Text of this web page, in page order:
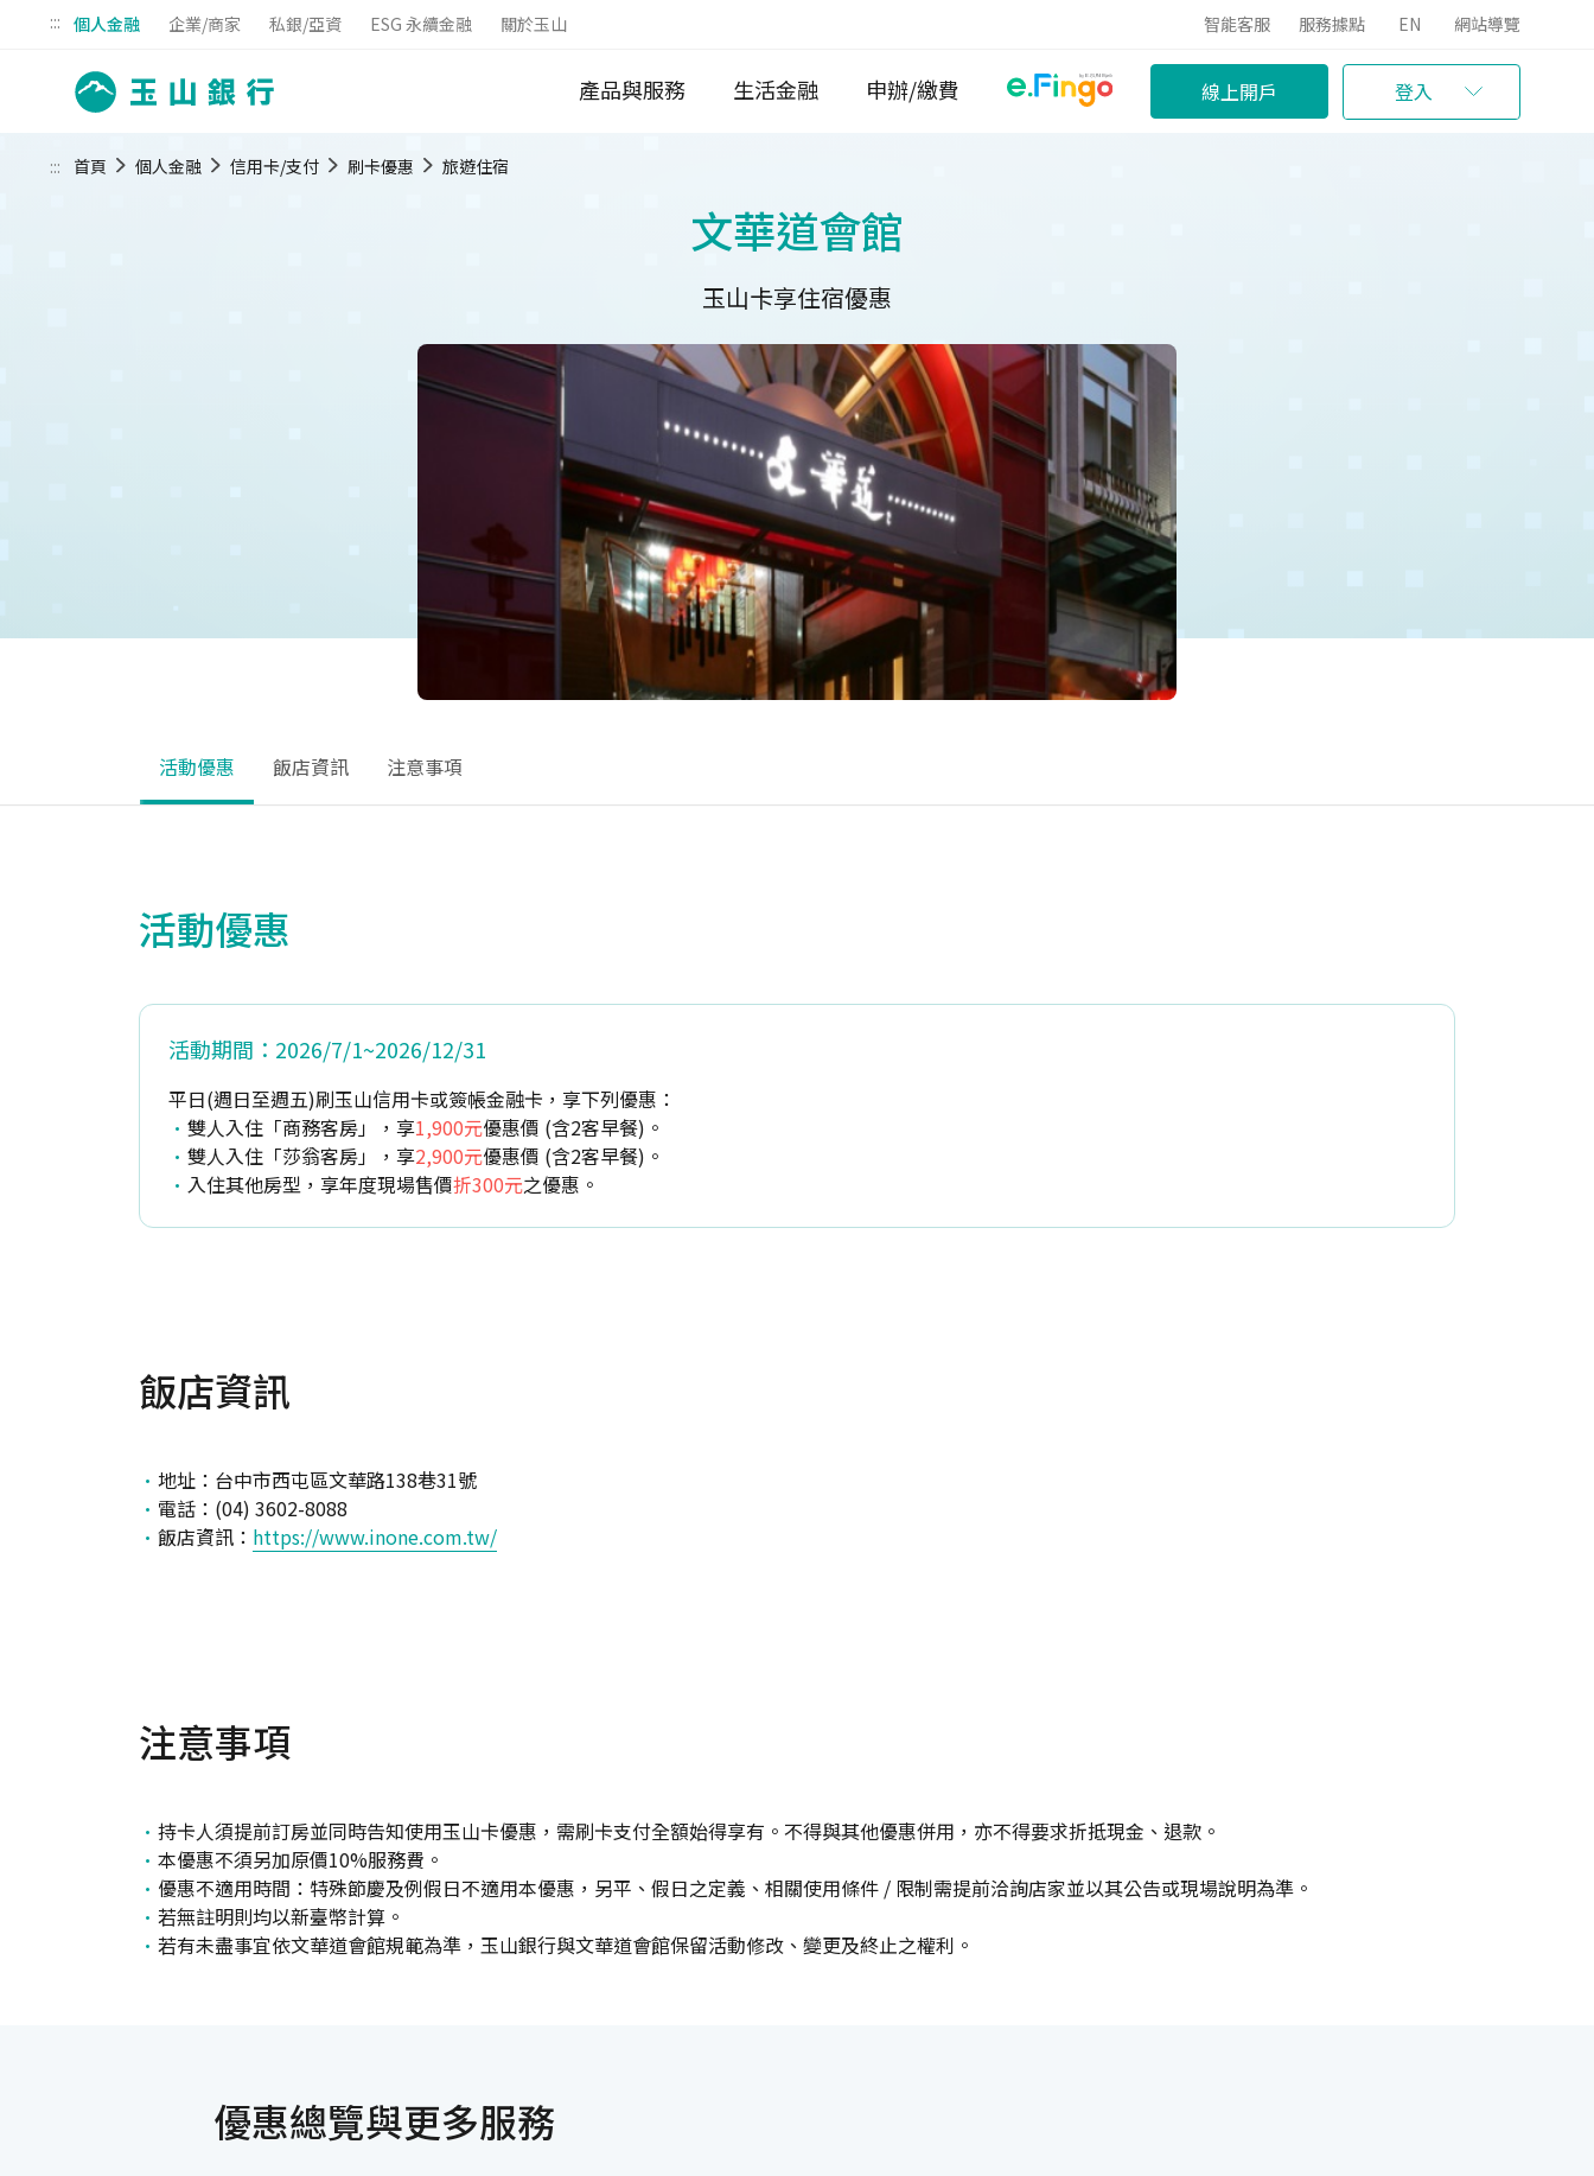
::: 個人金融 企業/商家 私銀/亞資 ESG 永續金融 關於玉山 智能客服 服務據點 EN 網站導覽
產品與服務 生活金融 申辦/繳費 線上開戶 登入
:::
文華道會館
玉山卡享住宿優惠
首頁 個人金融 信用卡/支付 刷卡優惠 旅遊住宿
活動優惠 飯店資訊 注意事項
活動優惠
活動期間：2026/7/1~2026/12/31
平日(週日至週五)刷玉山信用卡或簽帳金融卡，享下列優惠：
雙人入住「商務客房」，享1,900元優惠價 (含2客早餐)。
雙人入住「莎翁客房」，享2,900元優惠價 (含2客早餐)。
入住其他房型，享年度現場售價折300元之優惠。
飯店資訊
地址：台中市西屯區文華路138巷31號
電話：(04) 3602-8088
飯店資訊： https://www.inone.com.tw/
注意事項
持卡人須提前訂房並同時告知使用玉山卡優惠，需刷卡支付全額始得享有。不得與其他優惠併用，亦不得要求折抵現金、退款。
本優惠不須另加原價10%服務費。
優惠不適用時間：特殊節慶及例假日不適用本優惠，另平、假日之定義、相關使用條件 / 限制需提前洽詢店家並以其公告或現場說明為準。
若無註明則均以新臺幣計算。
若有未盡事宜依文華道會館規範為準，玉山銀行與文華道會館保留活動修改、變更及終止之權利。
優惠總覽與更多服務